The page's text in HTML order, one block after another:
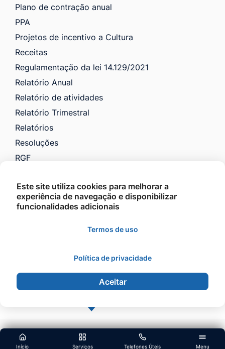
Início Serviços Telefones Úteis Menu
Plano de contração anual
PPA
Projetos de incentivo a Cultura
Receitas
Regulamentação da lei 14.129/2021
Relatório Anual
Relatório de atividades
Relatório Trimestral
Relatórios
Resoluções
RGF
Saúde
VTN e Código Tributário
©2026 - Prefeitura Municipal de Barra do Garças -
Todos os direitos reservados.
Este site utiliza cookies para melhorar a
experiência de navegação e disponibilizar
funcionalidades adicionais
Termos de uso
Política de privacidade
Aceitar